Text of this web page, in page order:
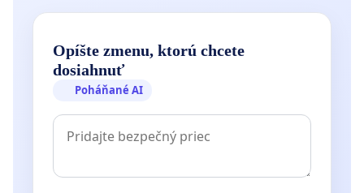
Opíšte zmenu, ktorú chcete
dosiahnuť
Poháňané AI